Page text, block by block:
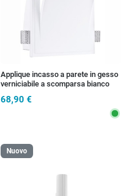
Applique incasso a parete in gesso
verniciabile a scomparsa bianco
68,90 €
Nuovo